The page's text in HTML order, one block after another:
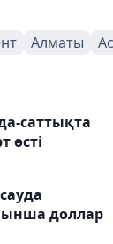
Алматы
саттықта
өсті
доллар